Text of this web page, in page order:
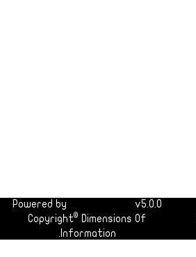
Powered by
v5.0.0
Copyright© Dimensions Of
Information.